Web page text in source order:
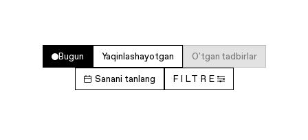
Bugun Yaqinlashayotgan O'tgan tadbirlar
Sanani tanlang FILTRE